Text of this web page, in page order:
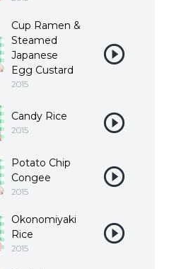
Cup Ramen &
Steamed
Japanese
Egg Custard
2015
Candy Rice
2015
Potato Chip
Congee
2015
Okonomiyaki
Rice
2015